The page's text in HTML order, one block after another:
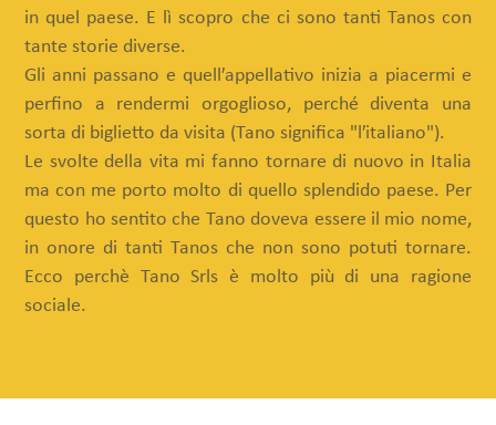
in quel paese. E lì scopro che ci sono tanti Tanos con
tante storie diverse.
Gli anni passano e quell′appellativo inizia a piacermi e
perfino a rendermi orgoglioso, perché diventa una
sorta di biglietto da visita (Tano significa "l′italiano").
Le svolte della vita mi fanno tornare di nuovo in Italia
ma con me porto molto di quello splendido paese. Per
questo ho sentito che Tano doveva essere il mio nome,
in onore di tanti Tanos che non sono potuti tornare.
Ecco perchè Tano Srls è molto più di una ragione
sociale.